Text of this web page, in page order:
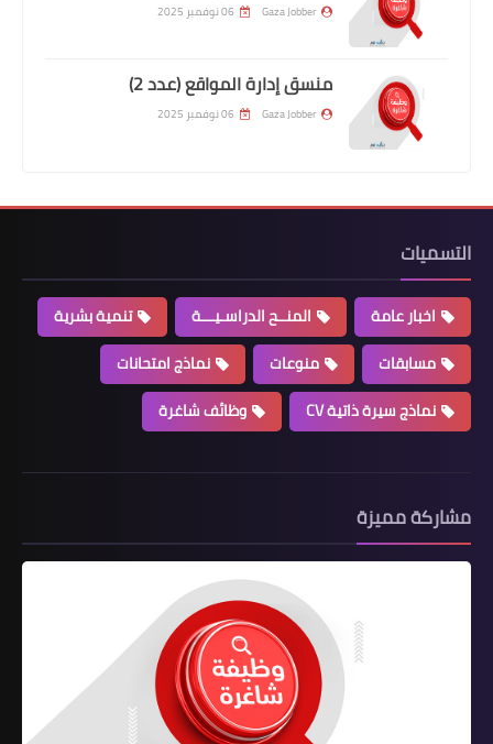
Gaza Jobber 06 نوفمبر 2025
منسق إدارة المواقع (عدد 2)
Gaza Jobber 06 نوفمبر 2025
التسميات
اخبار عامة المنــح الدراسـيـــة
تنمية بشرية
مسابقات
منوعات
نماذج امتحانات
نماذج سيرة ذاتية CV
وظائف شاغرة
مشاركة مميزة